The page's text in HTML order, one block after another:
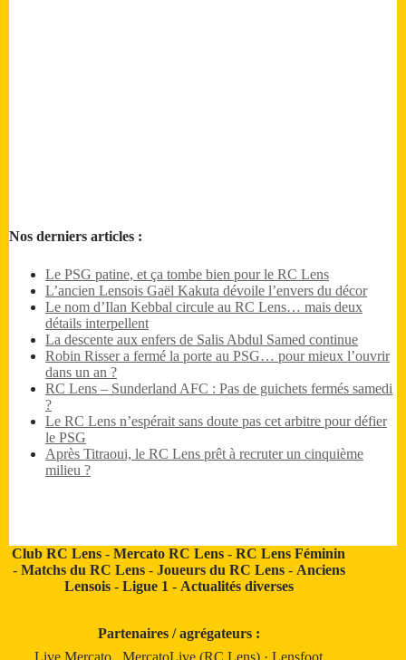
Nos derniers articles :
Le PSG patine, et ça tombe bien pour le RC Lens
L’ancien Lensois Gaël Kakuta dévoile l’envers du décor
Le nom d’Ilan Kebbal circule au RC Lens… mais deux
détails interpellent
La descente aux enfers de Salis Abdul Samed continue
Robin Risser a fermé la porte au PSG… pour mieux l’ouvrir
dans un an ?
RC Lens – Sunderland AFC : Pas de guichets fermés samedi
?
Le RC Lens n’espérait sans doute pas cet arbitre pour défier
le PSG
Après Titraoui, le RC Lens prêt à recruter un cinquième
milieu ?
Club RC Lens -Mercato RC Lens -RC Lens Féminin
- Matchs du RC Lens- Joueurs du RC Lens- Anciens
Lensois- Ligue 1 - Actualités diverses
Partenaires / agrégateurs :
Live Mercato
.MercatoLive (RC Lens) ·Lensfoot